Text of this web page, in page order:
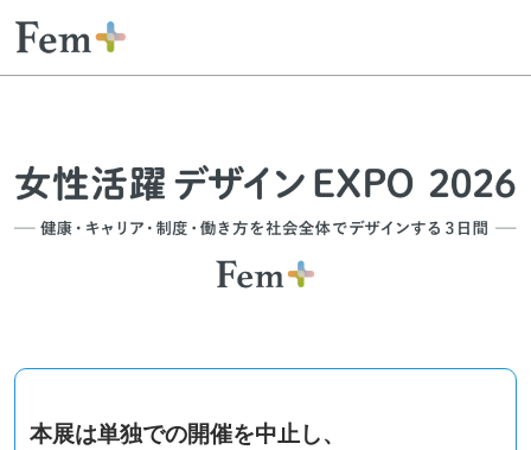
キ
ッ
て
進
む
ー
ョ
本展は単独での開催を中止し、